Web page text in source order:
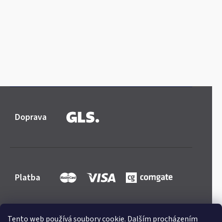
Tento web používá soubory cookie. Dalším procházením
Doprava
Platba